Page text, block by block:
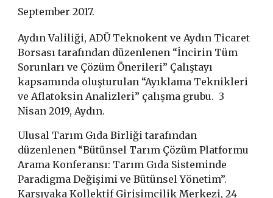
September 2017.
Aydın Valiliği, ADÜ Teknokent ve Aydın Ticaret
Borsası tarafından düzenlenen “İncirin Tüm
Sorunları ve Çözüm Önerileri” Çalıştayı
kapsamında oluşturulan “Ayıklama Teknikleri
ve Aflatoksin Analizleri” çalışma grubu. 3
Nisan 2019, Aydın.
Ulusal Tarım Gıda Birliği tarafından
düzenlenen “Bütünsel Tarım Çözüm Platformu
Arama Konferansı: Tarım Gıda Sisteminde
Paradigma Değişimi ve Bütünsel Yönetim”.
Karşıyaka Kollektif Girişimcilik Merkezi, 24